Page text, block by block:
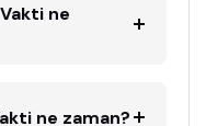
ne
ne zaman?